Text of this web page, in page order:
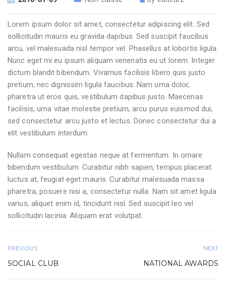
Lorem ipsum dolor sit amet, consectetur adipiscing elit. Sed
sollicitudin mauris eu gravida dapibus. Sed suscipit faucibus
arcu, vel malesuada nisl tempor vel. Phasellus at lobortis ligula.
Nunc eget mi eu ipsum aliquam venenatis eu ut lorem. Integer
dictum blandit bibendum. Vivamus facilisis libero quis justo
pretium, nec dignissim ligula faucibus. Nam urna dolor,
pharetra ut eros quis, vestibulum dapibus justo. Maecenas
facilisis, urna vitae molestie pretium, arcu purus euismod dui,
sed consectetur arcu justo et lectus. Donec consectetur dui a
elit vestibulum interdum.
Nullam consequat egestas neque at fermentum. In ornare
bibendum vestibulum. Curabitur nibh sapien, tempus placerat
luctus at, feugiat eget mauris. Curabitur malesuada massa
pharetra, posuere nisi a, consectetur nulla. Nam sit amet ligula
varius, aliquet enim id, tincidunt nisl. Sed suscipit leo vel
sollicitudin lacinia. Aliquam erat volutpat.
PREVIOUS
SOCIAL CLUB
NEXT
NATIONAL AWARDS